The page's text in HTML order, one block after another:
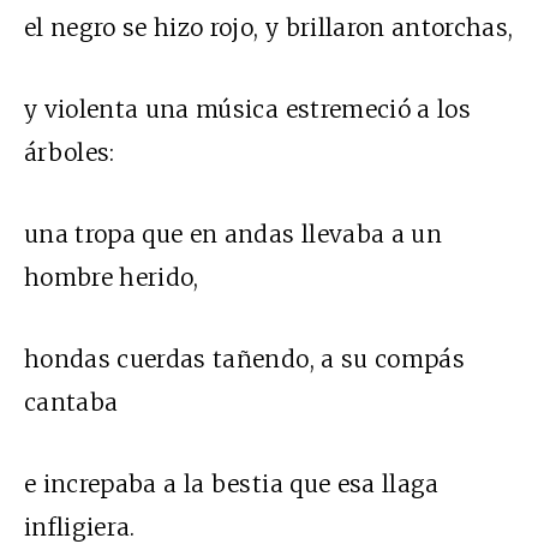
el negro se hizo rojo, y brillaron antorchas,
y violenta una música estremeció a los
árboles:
una tropa que en andas llevaba a un
hombre herido,
hondas cuerdas tañendo, a su compás
cantaba
e increpaba a la bestia que esa llaga
infligiera.